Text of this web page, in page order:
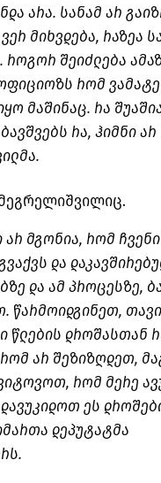
არა. სანამ არ
მიხვდება, რაზეა
როგორ შეიძლება
რომ
მაშინაც. რა
რა, ჰიმნი არ
მგონია, რომ
და
და ამ პროცესზე,
წარმოიდგინეთ,
წლების დროშასთან
არ შეზიზღდეთ,
რომ მერე
ეს
დეპუტატმა